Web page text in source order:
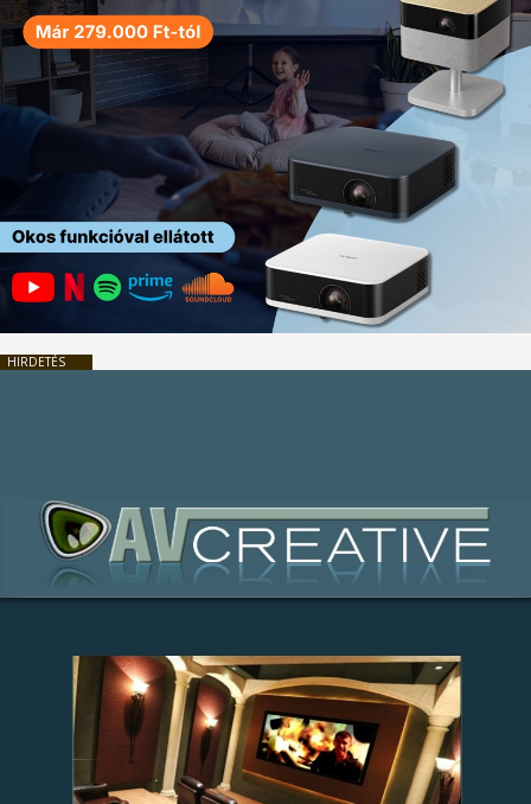
HIRDETÉS